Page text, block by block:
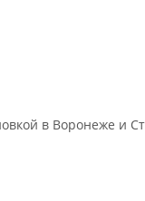
в Воронеже и